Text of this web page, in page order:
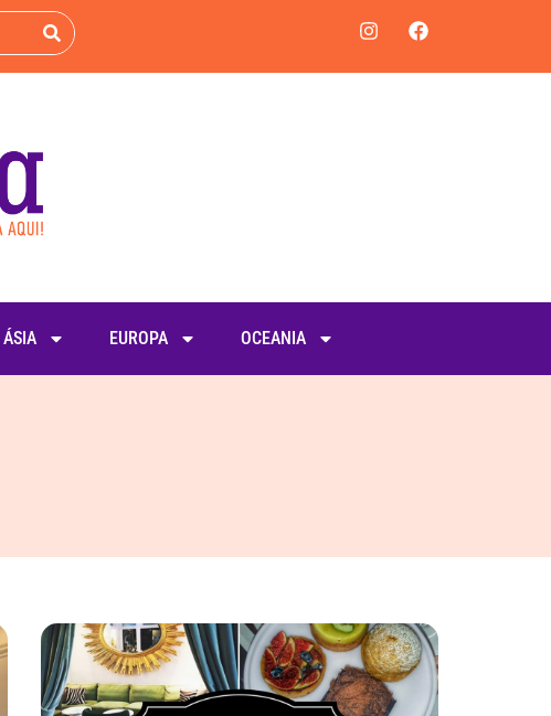
ÁSIA EUROPA OCEANIA